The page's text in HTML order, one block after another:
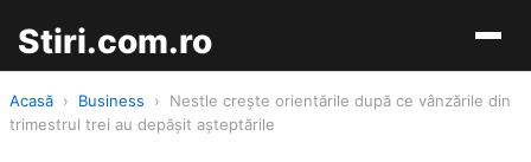
Stiri.com.ro
Acasă › Business ›
Nestle crește orientările după ce vânzările din
trimestrul trei au depășit așteptările